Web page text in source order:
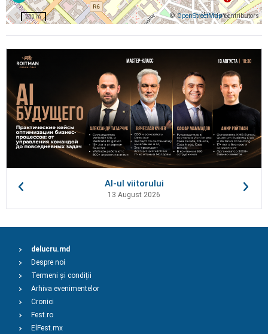
©OpenStreetMapcontributors
200 m
AI-ul viitorului
13 August 2026
delucru.md
Despre noi
Termeni și condiții
Arhiva evenimentelor
Cronici
Fest.ro
ElFest.mx